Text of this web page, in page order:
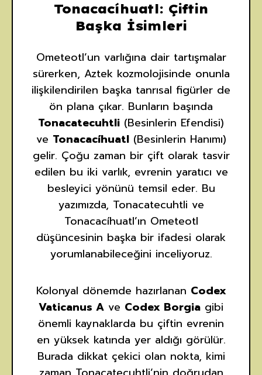
Tonacacíhuatl: Çiftin
Başka İsimleri
Ometeotl’un varlığına dair tartışmalar
sürerken, Aztek kozmolojisinde onunla
ilişkilendirilen başka tanrısal figürler de
ön plana çıkar. Bunların başında
Tonacatecuhtli (Besinlerin Efendisi)
ve Tonacacíhuatl(Besinlerin Hanımı)
gelir. Çoğu zaman bir çift olarak tasvir
edilen bu iki varlık, evrenin yaratıcı ve
besleyici yönünü temsil eder. Bu
yazımızda, Tonacatecuhtli ve
Tonacacíhuatl’ın Ometeotl
düşüncesinin başka bir ifadesi olarak
yorumlanabileceğini inceliyoruz.
Kolonyal dönemde hazırlanan Codex
Vaticanus A ve Codex Borgia gibi
önemli kaynaklarda bu çiftin evrenin
en yüksek katında yer aldığı görülür.
Burada dikkat çekici olan nokta, kimi